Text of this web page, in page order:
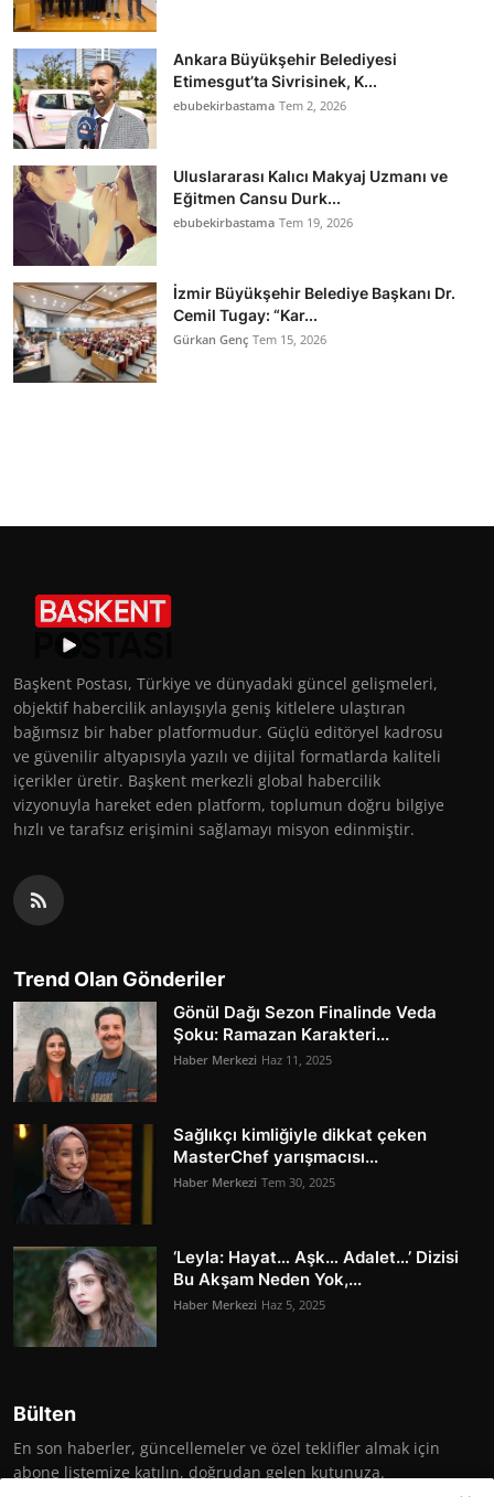
Ankara Büyükşehir Belediyesi
Etimesgut’ta Sivrisinek, K...
ebubekirbastama Tem 2, 2026
Uluslararası Kalıcı Makyaj Uzmanı ve
Eğitmen Cansu Durk...
ebubekirbastama Tem 19, 2026
İzmir Büyükşehir Belediye Başkanı Dr.
Cemil Tugay: “Kar...
Gürkan Genç Tem 15, 2026
Başkent Postası, Türkiye ve dünyadaki güncel gelişmeleri,
objektif habercilik anlayışıyla geniş kitlelere ulaştıran
bağımsız bir haber platformudur. Güçlü editöryel kadrosu
ve güvenilir altyapısıyla yazılı ve dijital formatlarda kaliteli
içerikler üretir. Başkent merkezli global habercilik
vizyonuyla hareket eden platform, toplumun doğru bilgiye
hızlı ve tarafsız erişimini sağlamayı misyon edinmiştir.
Trend Olan Gönderiler
Gönül Dağı Sezon Finalinde Veda
Şoku: Ramazan Karakteri...
Haber Merkezi Haz 11, 2025
Sağlıkçı kimliğiyle dikkat çeken
MasterChef yarışmacısı...
Haber Merkezi Tem 30, 2025
‘Leyla: Hayat… Aşk… Adalet…’ Dizisi
Bu Akşam Neden Yok,...
Haber Merkezi Haz 5, 2025
Bülten
En son haberler, güncellemeler ve özel teklifler almak için
abone listemize katılın, doğrudan gelen kutunuza.